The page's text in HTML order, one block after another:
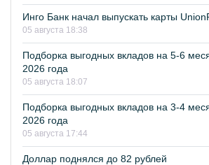
Инго Банк начал выпускать карты
05 августа 18:38
Подборка выгодных вкладов на 5-6
2026 года
05 августа 18:07
Подборка выгодных вкладов на 3-4
2026 года
05 августа 17:44
Доллар поднялся до 82 рублей